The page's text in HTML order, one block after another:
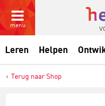
menu
Leren Helpen
Terug naar Shop